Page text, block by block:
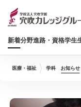
新着分野進路・資格学生
医療・福祉 学科 お知らせ